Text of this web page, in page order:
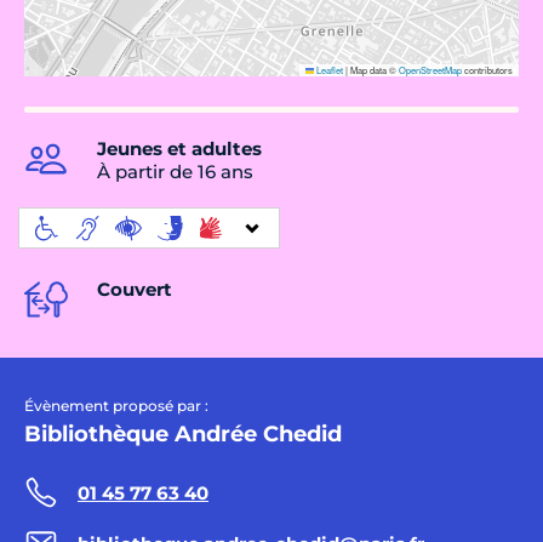
Leaflet|Map data ©OpenStreetMapcontributors
Jeunes et adultes
À partir de 16 ans
Couvert
Évènement proposé par :
Bibliothèque Andrée Chedid
01 45 77 63 40